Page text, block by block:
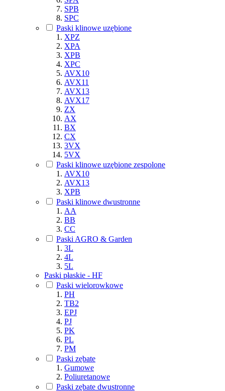
SPB
SPC
Paski klinowe uzębione
XPZ
XPA
XPB
XPC
AVX10
AVX11
AVX13
AVX17
ZX
AX
BX
CX
3VX
5VX
Paski klinowe uzębione zespolone
AVX10
AVX13
XPB
Paski klinowe dwustronne
AA
BB
CC
Paski AGRO & Garden
3L
4L
5L
Paski płaskie - HF
Paski wielorowkowe
PH
TB2
EPJ
PJ
PK
PL
PM
Paski zębate
Gumowe
Poliuretanowe
Paski zębate dwustronne